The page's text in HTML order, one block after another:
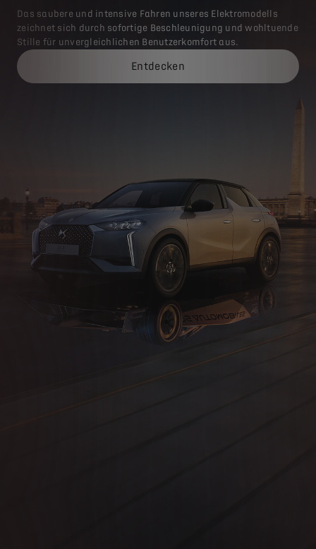
Das saubere und intensive Fahren unseres Elektromodells
zeichnet sich durch sofortige Beschleunigung und wohltuende
Stille für unvergleichlichen Benutzerkomfort aus.
Entdecken